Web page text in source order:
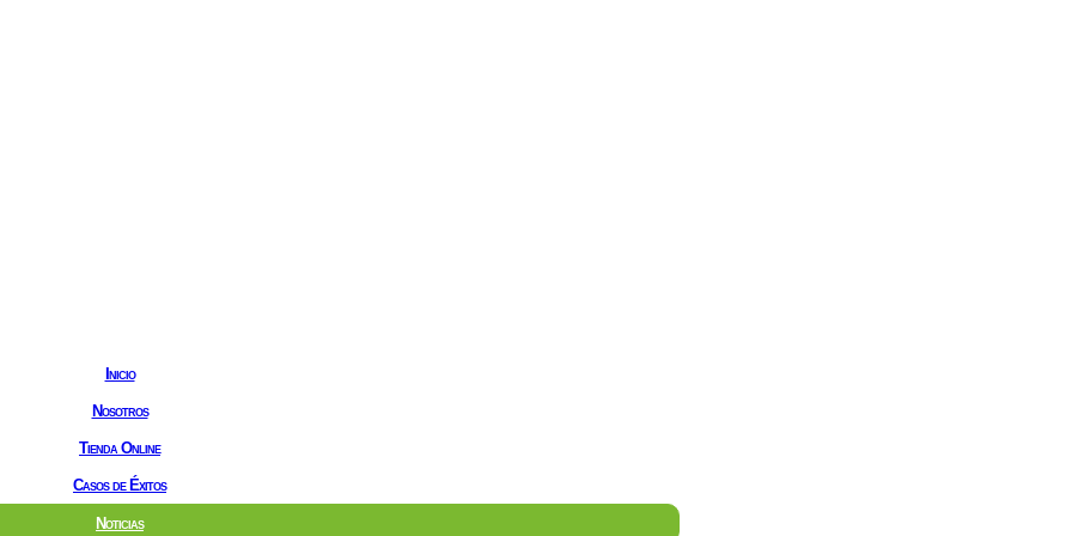
Inicio
Nosotros
Tienda Online
Casos de Éxitos
Noticias